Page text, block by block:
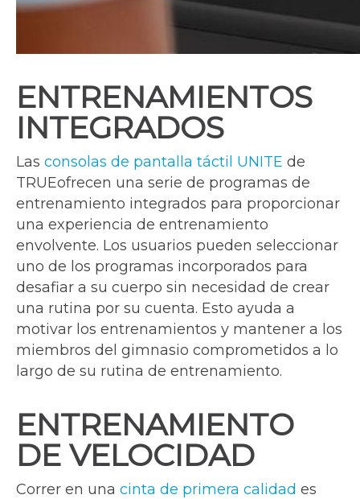
ENTRENAMIENTOS
INTEGRADOS
Las consolas de pantalla táctil UNITE de
TRUEofrecen una serie de programas de
entrenamiento integrados para proporcionar
una experiencia de entrenamiento
envolvente. Los usuarios pueden seleccionar
uno de los programas incorporados para
desafiar a su cuerpo sin necesidad de crear
una rutina por su cuenta. Esto ayuda a
motivar los entrenamientos y mantener a los
miembros del gimnasio comprometidos a lo
largo de su rutina de entrenamiento.
ENTRENAMIENTO
DE VELOCIDAD
Correr en una cinta de primera calidad es